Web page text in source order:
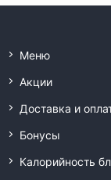
Меню
Акции
Доставка и
Бонусы
Калорийность